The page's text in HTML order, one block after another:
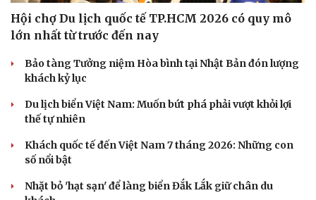
Văn hóa
Văn học
Âm nhạc
Giải trí
Thời trang
Hội chợ Du lịch quốc tế TP.HCM 2026 có quy mô
lớn nhất từ trước đến nay
Bảo tàng Tưởng niệm Hòa bình tại Nhật Bản đón lượng
khách kỷ lục
Du lịch biển Việt Nam: Muốn bứt phá phải vượt khỏi lợi
thế tự nhiên
Khách quốc tế đến Việt Nam 7 tháng 2026: Những con
số nổi bật
Nhặt bỏ 'hạt sạn' để làng biển Đắk Lắk giữ chân du